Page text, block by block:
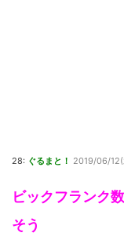
28: ぐるまと！ 2019/06/
ビックフランク
そう